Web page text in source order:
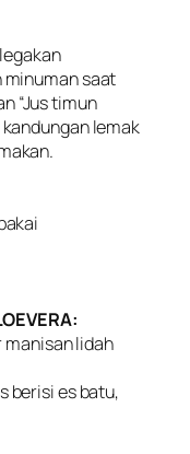
saat
“Jus timun
lemak
manisan lidah
berisi es batu,